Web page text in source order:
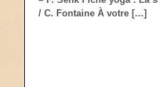
/ C. Fontaine À votre […]